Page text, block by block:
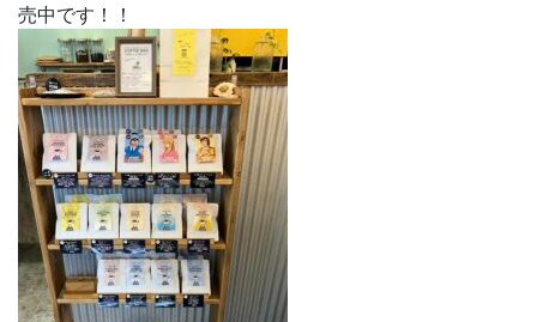
売中です！！